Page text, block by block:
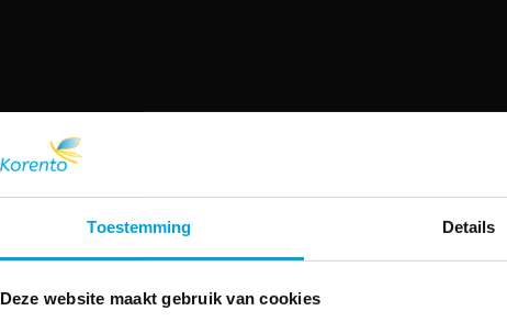
Toestemming Details
Deze website maakt gebruik van cookies